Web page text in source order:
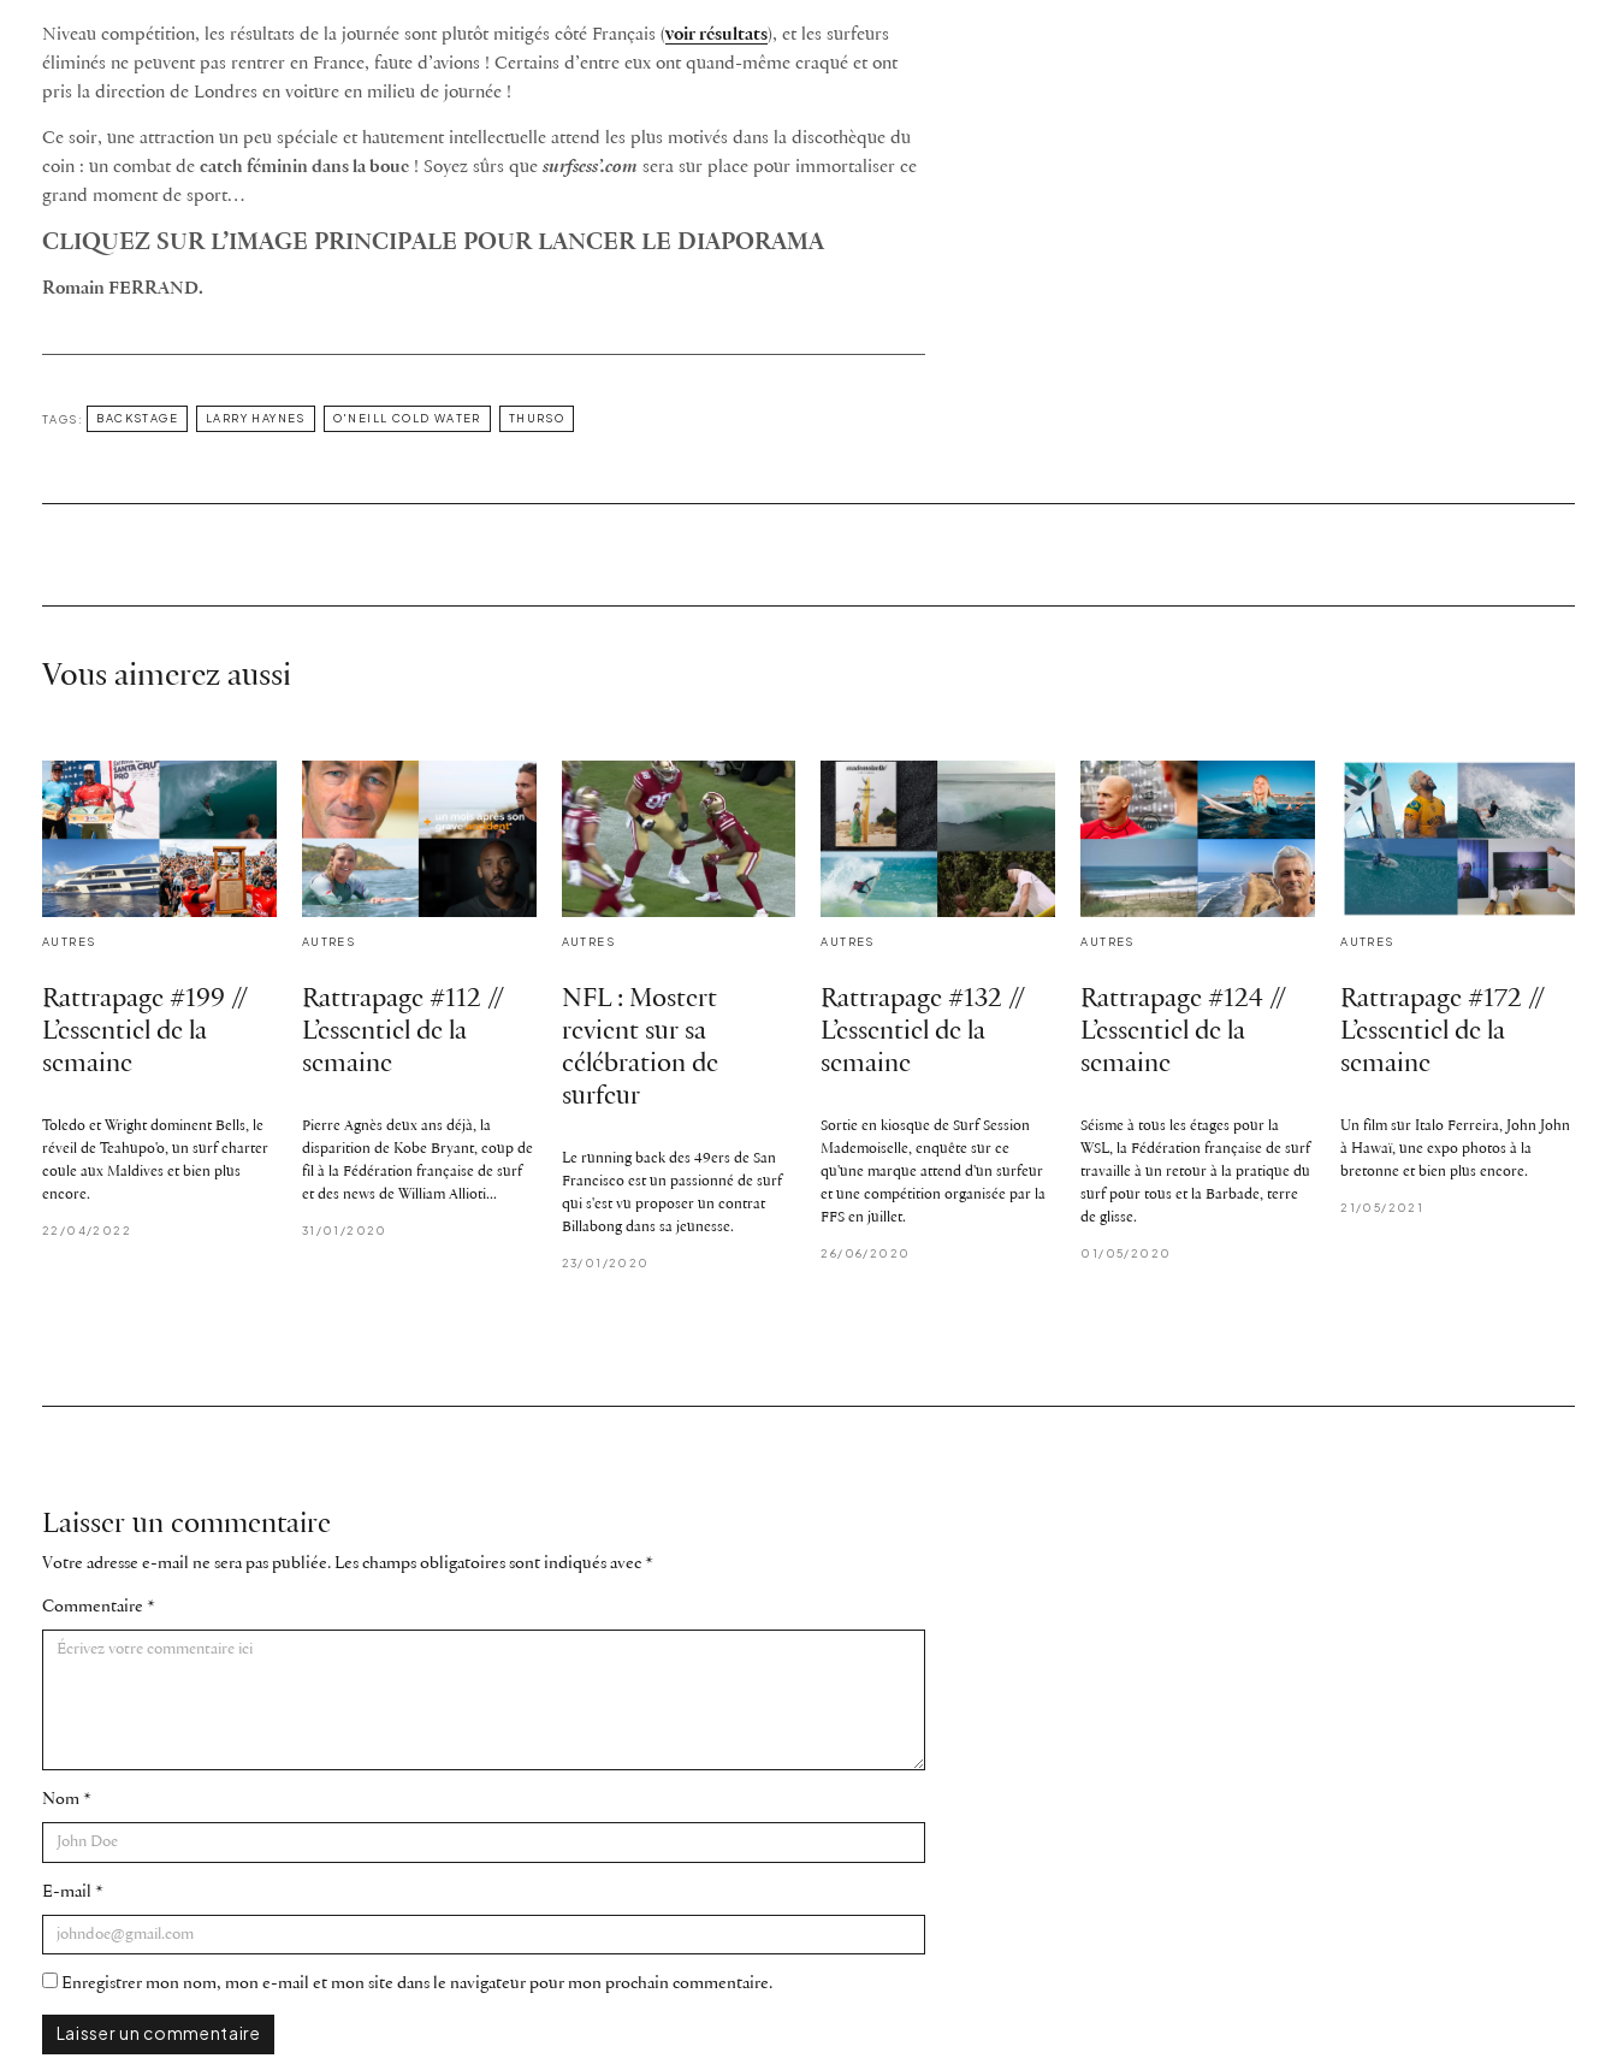
Niveau compétition, les résultats de la journée sont plutôt mitigés côté Français (voir résultats), et les surfeurs
éliminés ne peuvent pas rentrer en France, faute d’avions ! Certains d’entre eux ont quand-même craqué et ont
pris la direction de Londres en voiture en milieu de journée !
Ce soir, une attraction un peu spéciale et hautement intellectuelle attend les plus motivés dans la discothèque du
coin : un combat de catch féminin dans la boue ! Soyez sûrs que surfsess’.com sera sur place pour immortaliser ce
grand moment de sport…
CLIQUEZ SUR L’IMAGE PRINCIPALE POUR LANCER LE DIAPORAMA
Romain FERRAND.
TAGS: BACKSTAGE LARRY HAYNES O'NEILL COLD WATER THURSO
Vous aimerez aussi
AUTRES
Rattrapage #199 //
L’essentiel de la
semaine
Toledo et Wright dominent Bells, le
réveil de Teahupo'o, un surf charter
coule aux Maldives et bien plus
encore.
22/04/2022
AUTRES
Rattrapage #112 //
L’essentiel de la
semaine
Pierre Agnès deux ans déjà, la
disparition de Kobe Bryant, coup de
fil à la Fédération française de surf
et des news de William Allioti...
31/01/2020
AUTRES
NFL : Mostert
revient sur sa
célébration de
surfeur
Le running back des 49ers de San
Francisco est un passionné de surf
qui s'est vu proposer un contrat
Billabong dans sa jeunesse.
23/01/2020
AUTRES
Rattrapage #132 //
L’essentiel de la
semaine
Sortie en kiosque de Surf Session
Mademoiselle, enquête sur ce
qu'une marque attend d'un surfeur
et une compétition organisée par la
FFS en juillet.
26/06/2020
AUTRES
Rattrapage #124 //
L’essentiel de la
semaine
Séisme à tous les étages pour la
WSL, la Fédération française de surf
travaille à un retour à la pratique du
surf pour tous et la Barbade, terre
de glisse.
01/05/2020
AUTRES
Rattrapage #172 //
L’essentiel de la
semaine
Un film sur Italo Ferreira, John John
à Hawaï, une expo photos à la
bretonne et bien plus encore.
21/05/2021
Laisser un commentaire
Votre adresse e-mail ne sera pas publiée. Les champs obligatoires sont indiqués avec *
Commentaire *
Nom *
E-mail *
Enregistrer mon nom, mon e-mail et mon site dans le navigateur pour mon prochain commentaire.